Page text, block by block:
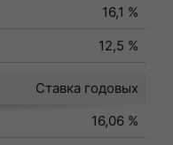
16,1 %
12,5 %
Ставка годовых
16,06 %